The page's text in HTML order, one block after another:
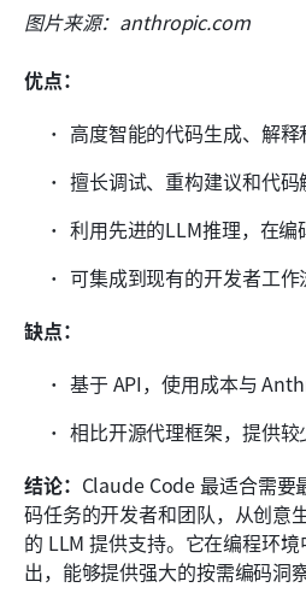
图片来源：anthropic.com
优点：
高度智能的代码生成、解释
擅长调试、重构建议和代码
利用先进的LLM推理，在编
可集成到现有的开发者工作
缺点：
基于 API，使用成本与
相比开源代理框架，提供较
结论： Claude Code 最适合需要
码任务的开发者和团队，从创意
的 LLM 提供支持。它在编程环
出，能够提供强大的按需编码洞察